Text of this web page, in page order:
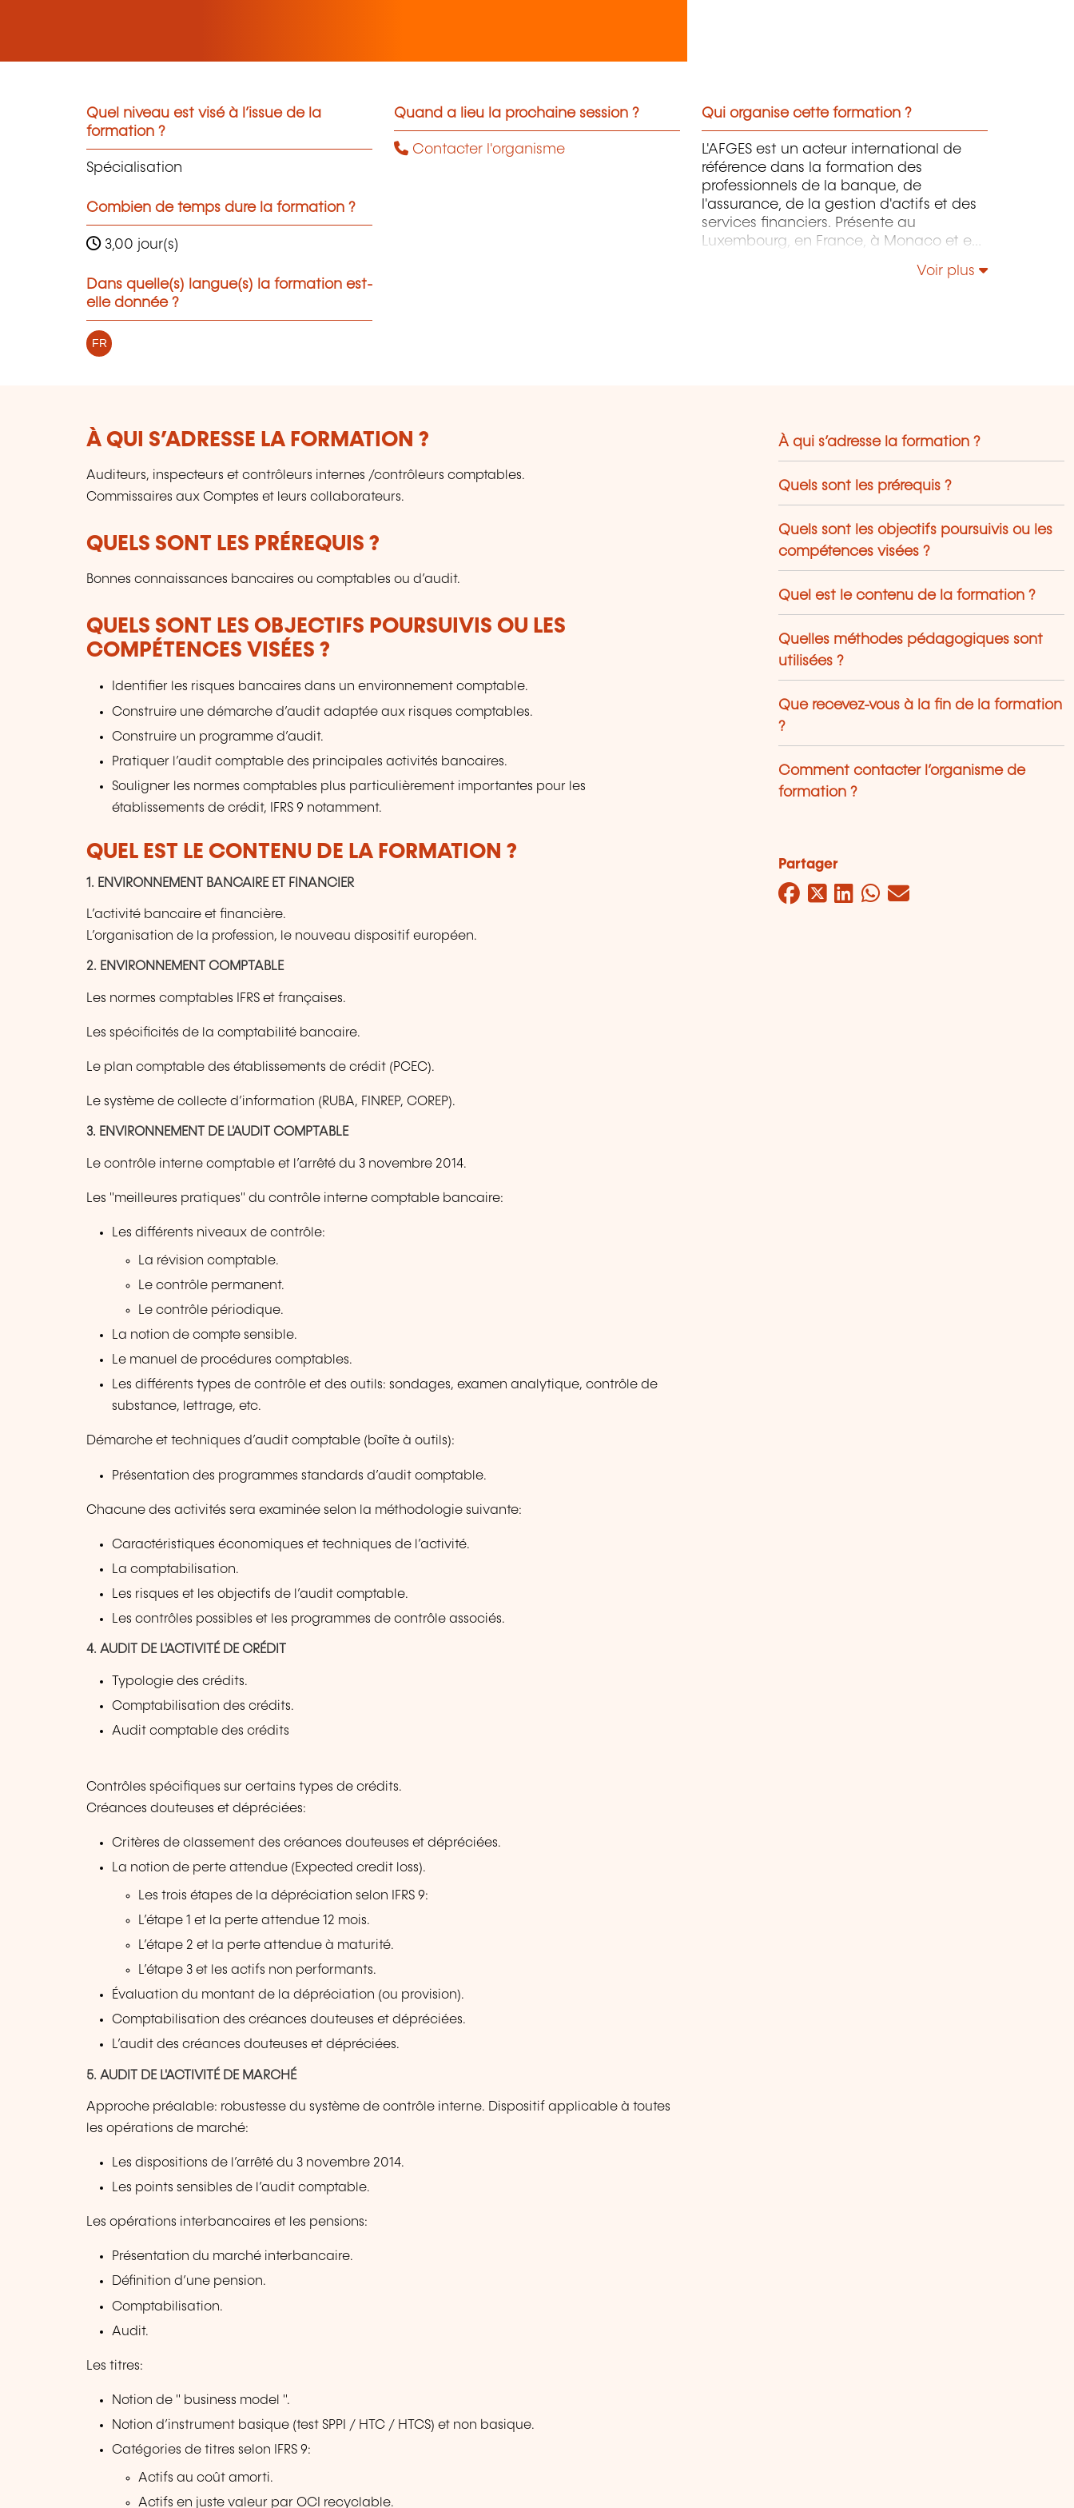
Quel niveau est visé à l’issue de la
formation ?
Spécialisation
Combien de temps dure la formation ?
3,00 jour(s)
Dans quelle(s) langue(s) la formation est-
elle donnée ?
FR
Quand a lieu la prochaine session ?
Contacter l'organisme
Qui organise cette formation ?
L'AFGES est un acteur international de
référence dans la formation des
professionnels de la banque, de
l'assurance, de la gestion d'actifs et des
services financiers. Présente au
Luxembourg, en France, à Monaco et en
plus de 20 ans les établissements
d'assurance, sociétés de gestion et fonds
d'investissement. Nous accompagnons
également les autorités et institutions de
organismes de régulation européens.
Voir plus
À QUI S’ADRESSE LA FORMATION ?
Auditeurs, inspecteurs et contrôleurs internes /contrôleurs comptables.
Commissaires aux Comptes et leurs collaborateurs.
QUELS SONT LES PRÉREQUIS ?
Bonnes connaissances bancaires ou comptables ou d’audit.
QUELS SONT LES OBJECTIFS POURSUIVIS OU LES
COMPÉTENCES VISÉES ?
Identifier les risques bancaires dans un environnement comptable.
Construire une démarche d’audit adaptée aux risques comptables.
Construire un programme d’audit.
Pratiquer l’audit comptable des principales activités bancaires.
Souligner les normes comptables plus particulièrement importantes pour les
établissements de crédit, IFRS 9 notamment.
QUEL EST LE CONTENU DE LA FORMATION ?
1. ENVIRONNEMENT BANCAIRE ET FINANCIER
L’activité bancaire et financière.
L’organisation de la profession, le nouveau dispositif européen.
2. ENVIRONNEMENT COMPTABLE
Les normes comptables IFRS et françaises.
Les spécificités de la comptabilité bancaire.
Le plan comptable des établissements de crédit (PCEC).
Le système de collecte d’information (RUBA, FINREP, COREP).
3. ENVIRONNEMENT DE L'AUDIT COMPTABLE
Le contrôle interne comptable et l’arrêté du 3 novembre 2014.
Les "meilleures pratiques" du contrôle interne comptable bancaire:
Les différents niveaux de contrôle:
La révision comptable.
Le contrôle permanent.
Le contrôle périodique.
La notion de compte sensible.
Le manuel de procédures comptables.
Les différents types de contrôle et des outils: sondages, examen analytique, contrôle de
substance, lettrage, etc.
Démarche et techniques d’audit comptable (boîte à outils):
Présentation des programmes standards d’audit comptable.
Chacune des activités sera examinée selon la méthodologie suivante:
Caractéristiques économiques et techniques de l’activité.
La comptabilisation.
Les risques et les objectifs de l’audit comptable.
Les contrôles possibles et les programmes de contrôle associés.
4. AUDIT DE L'ACTIVITÉ DE CRÉDIT
Typologie des crédits.
Comptabilisation des crédits.
Audit comptable des crédits
Contrôles spécifiques sur certains types de crédits.
Créances douteuses et dépréciées:
Critères de classement des créances douteuses et dépréciées.
La notion de perte attendue (Expected credit loss).
Les trois étapes de la dépréciation selon IFRS 9:
L’étape 1 et la perte attendue 12 mois.
L’étape 2 et la perte attendue à maturité.
L’étape 3 et les actifs non performants.
Évaluation du montant de la dépréciation (ou provision).
Comptabilisation des créances douteuses et dépréciées.
L’audit des créances douteuses et dépréciées.
5. AUDIT DE L'ACTIVITÉ DE MARCHÉ
Approche préalable: robustesse du système de contrôle interne. Dispositif applicable à toutes
les opérations de marché:
Les dispositions de l’arrêté du 3 novembre 2014.
Les points sensibles de l’audit comptable.
Les opérations interbancaires et les pensions:
Présentation du marché interbancaire.
Définition d’une pension.
Comptabilisation.
Audit.
Les titres:
Notion de " business model ".
Notion d’instrument basique (test SPPI / HTC / HTCS) et non basique.
Catégories de titres selon IFRS 9:
Actifs au coût amorti.
Actifs en juste valeur par OCI recyclable.
À qui s’adresse la formation ?
Quels sont les prérequis ?
Quels sont les objectifs poursuivis ou les
compétences visées ?
Quel est le contenu de la formation ?
Quelles méthodes pédagogiques sont
utilisées ?
Que recevez-vous à la fin de la formation
?
Comment contacter l’organisme de
formation ?
Partager
Facebook
Twitter
LinkedIn
WhatsApp
Mail